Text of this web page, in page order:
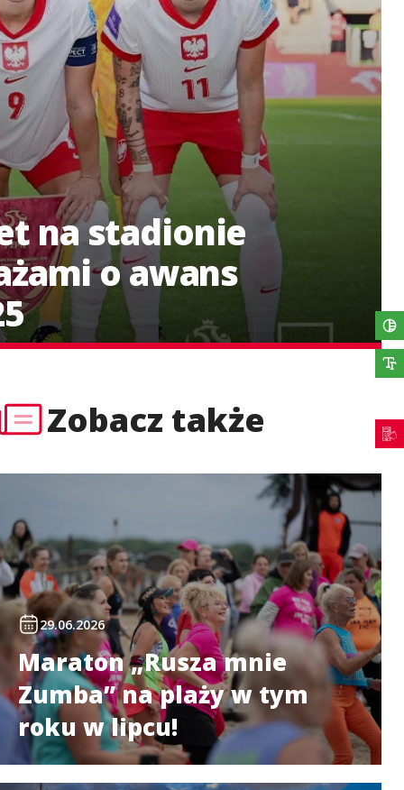
na stadionie
o awans
Zobacz także
29.06.2026
Maraton „Rusza mnie
Zumba” na plaży w tym
roku w lipcu!